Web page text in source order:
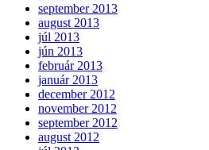
september 2013
august 2013
júl 2013
jún 2013
február 2013
január 2013
december 2012
november 2012
september 2012
august 2012